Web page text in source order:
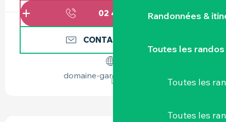
Randonnées &
Toutes les randos
Toutes les
Toutes les
02 40 54 75▒▒
CONTACTEZ-NOUS
domaine-garenne-lemot.fr